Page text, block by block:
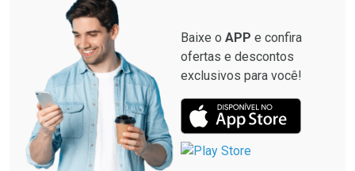
Baixe o APP e confira
ofertas e descontos
exclusivos para você!